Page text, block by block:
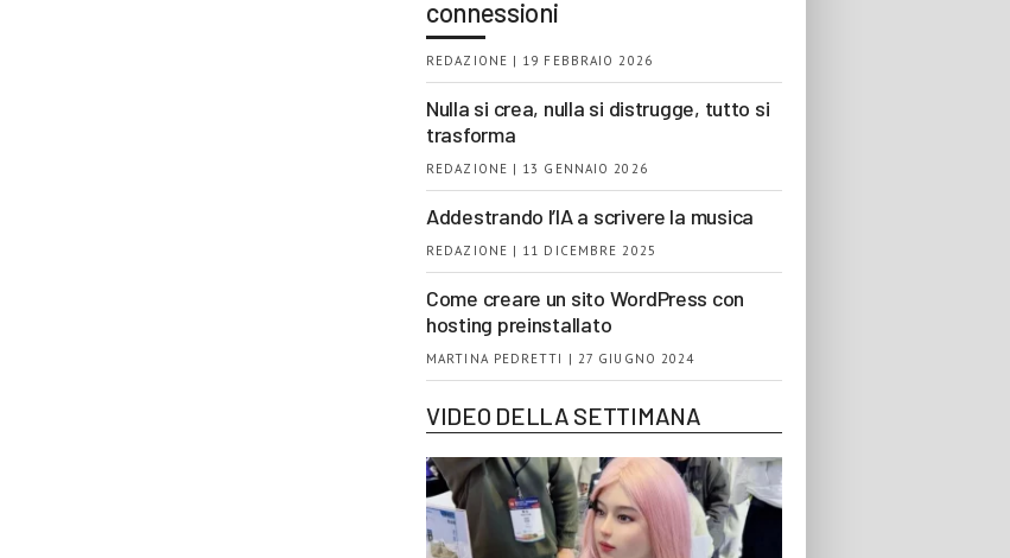
connessioni
REDAZIONE | 19 FEBBRAIO 2026
Nulla si crea, nulla si distrugge, tutto si
trasforma
REDAZIONE | 13 GENNAIO 2026
Addestrando l’IA a scrivere la musica
REDAZIONE | 11 DICEMBRE 2025
Come creare un sito WordPress con
hosting preinstallato
MARTINA PEDRETTI | 27 GIUGNO 2024
VIDEO DELLA SETTIMANA